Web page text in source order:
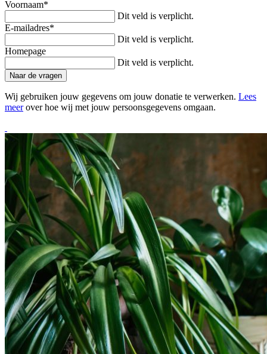
Voornaam*
Dit veld is verplicht.
E-mailadres*
Dit veld is verplicht.
Homepage
Dit veld is verplicht.
Naar de vragen
Wij gebruiken jouw gegevens om jouw donatie te verwerken. Lees
meerover hoe wij met jouw persoonsgegevens omgaan.